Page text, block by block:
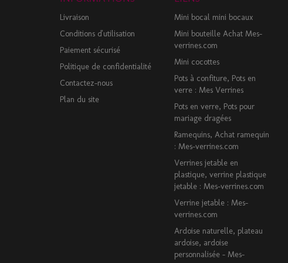
Livraison
Conditions d'utilisation
Paiement sécurisé
Politique de confidentialité
Contactez-nous
Plan du site
Mini bocal mini bocaux
Mini bouteille Achat Mes-
verrines.com
Mini cocottes
Pots à confiture, Pots en
verre : Mes Verrines
Pots en verre, Pots pour
mariage dragées
Ramequins, Achat ramequin
: Mes-verrines.com
Verrines jetable en
plastique, verrine plastique
jetable : Mes-verrines.com
Verrine jetable : Mes-
verrines.com
Ardoise naturelle, plateau
ardoise, ardoise
personnalisée - Mes-